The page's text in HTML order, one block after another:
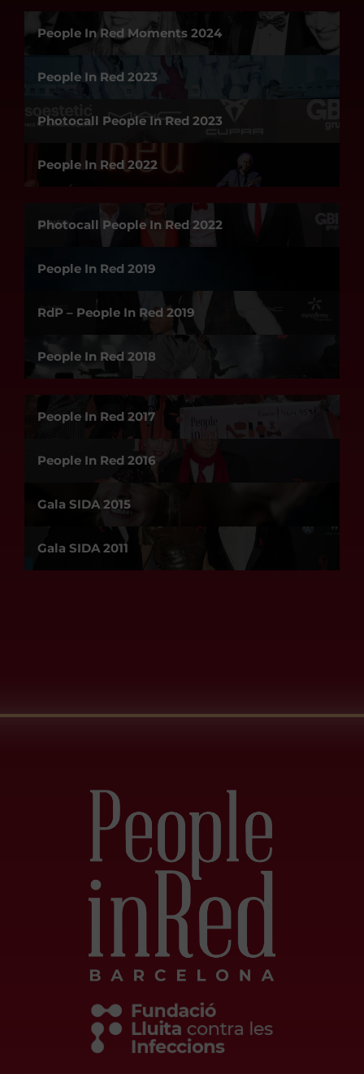
People In Red Moments 2024
People In Red 2023
Photocall People In Red 2023
People In Red 2022
Photocall People In Red 2022
People In Red 2019
RdP – People In Red 2019
People In Red 2018
People In Red 2017
People In Red 2016
Gala SIDA 2015
Gala SIDA 2011